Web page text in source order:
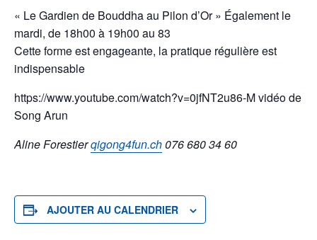
« Le Gardien de Bouddha au Pilon d’Or » Également le
mardi, de 18h00 à 19h00 au 83
Cette forme est engageante, la pratique régulière est
indispensable
https://www.youtube.com/watch?v=0jfNT2u86-M vidéo de
Song Arun
Aline Forestierqigong4fun.ch076 680 34 60
AJOUTER AU CALENDRIER